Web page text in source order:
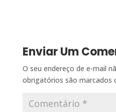
Enviar Um
O seu endereço de e-mail
obrigatórios são marcados